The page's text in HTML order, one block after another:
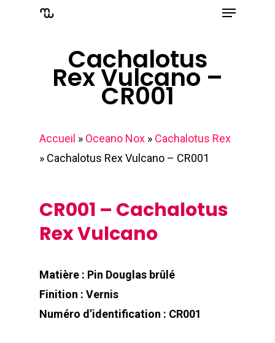
Menu
Cachalotus
Rex Vulcano –
CR001
Accueil » Oceano Nox » Cachalotus Rex
» Cachalotus Rex Vulcano – CR001
CR001 – Cachalotus
Rex Vulcano
Matière : Pin Douglas brûlé
Finition : Vernis
Numéro d’identification : CR001